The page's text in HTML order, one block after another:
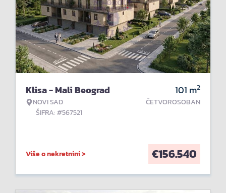
Klisa - Mali Beograd
NOVI SAD
ŠIFRA: #567521
101 m2
ČETVOROSOBAN
Više o nekretnini > €156.540